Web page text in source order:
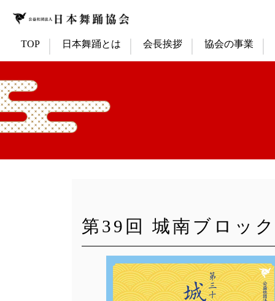
TOP 日本舞踊とは 会長挨拶 協会の事業
第39回 城南ブロッ